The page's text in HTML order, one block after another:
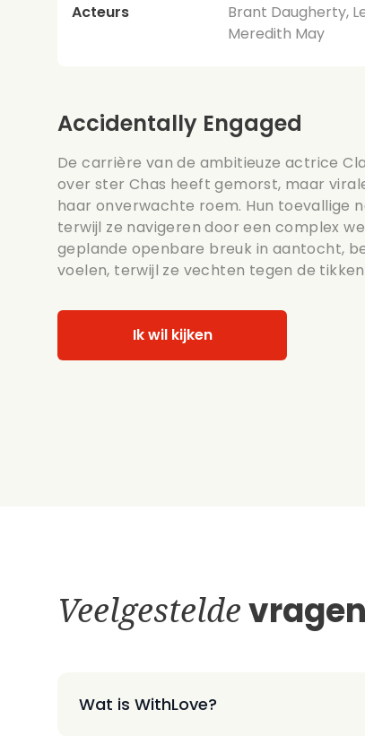
Acteurs
Brant Daugherty,
Meredith May
Accidentally Engaged
De carrière van de ambitieuze actrice
over ster Chas heeft gemorst, maar
haar onverwachte roem. Hun toevallige
terwijl ze navigeren door een complex
geplande openbare breuk in aantocht,
voelen, terwijl ze vechten tegen de
Ik wil kijken
Veelgesteldevragen
Wat is WithLove?